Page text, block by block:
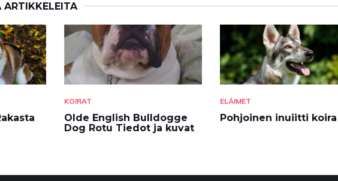
ARTIKKELEITA
KOIRAT
Olde English Bulldogge
Dog Rotu Tiedot ja kuvat
ELÄIMET
Pohjoinen inuiitti koira